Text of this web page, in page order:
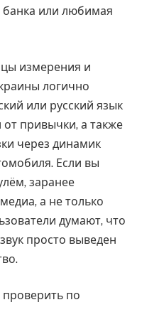
банка или любимая
измерения и
логично
или русский язык
привычки, а также
через динамик
Если вы
заранее
а не только
думают, что
просто выведен
по